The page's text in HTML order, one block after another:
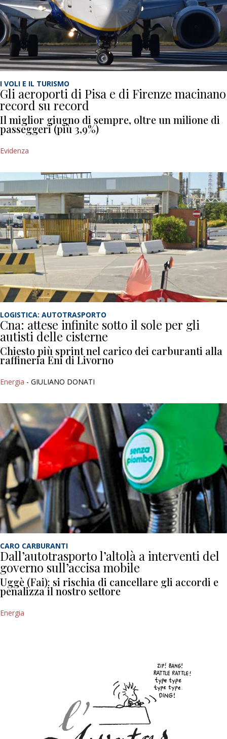
I VOLI E IL TURISMO
Gli aeroporti di Pisa e di Firenze macinano
record su record
Il miglior giugno di sempre, oltre un milione di
passeggeri (più 3,9%)
Evidenza
LOGISTICA: AUTOTRASPORTO
Cna: attese infinite sotto il sole per gli
autisti delle cisterne
Chiesto più sprint nel carico dei carburanti alla
raffineria Eni di Livorno
Energia - GIULIANO DONATI
CARO CARBURANTI
Dall’autotrasporto l’altolà a interventi del
governo sull’accisa mobile
Uggè (Fai): si rischia di cancellare gli accordi e
penalizza il nostro settore
Energia